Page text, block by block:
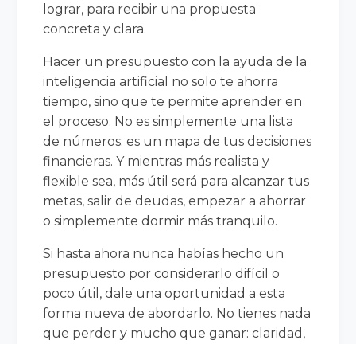
lograr, para recibir una propuesta
concreta y clara.
Hacer un presupuesto con la ayuda de la
inteligencia artificial no solo te ahorra
tiempo, sino que te permite aprender en
el proceso. No es simplemente una lista
de números: es un mapa de tus decisiones
financieras. Y mientras más realista y
flexible sea, más útil será para alcanzar tus
metas, salir de deudas, empezar a ahorrar
o simplemente dormir más tranquilo.
Si hasta ahora nunca habías hecho un
presupuesto por considerarlo difícil o
poco útil, dale una oportunidad a esta
forma nueva de abordarlo. No tienes nada
que perder y mucho que ganar: claridad,